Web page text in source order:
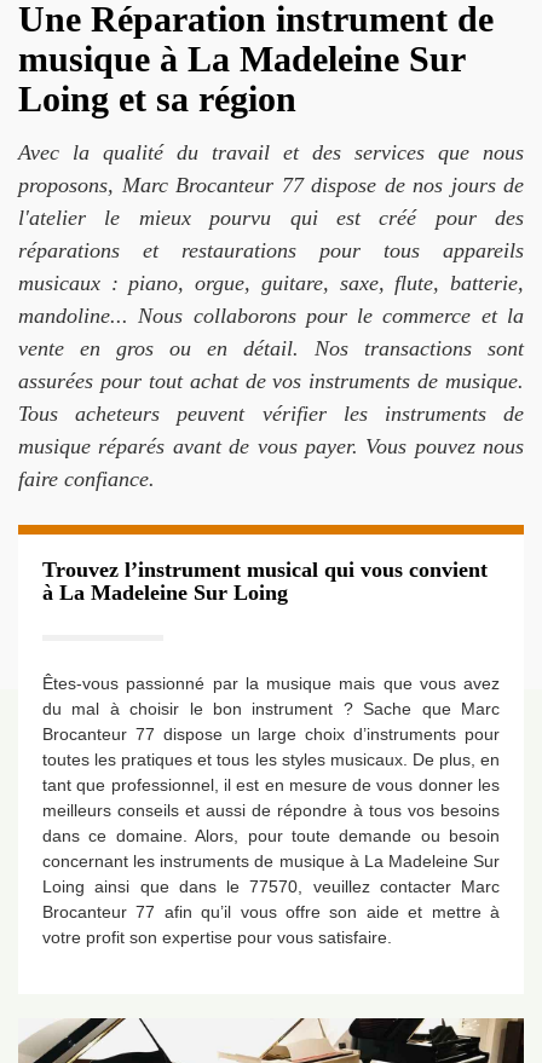
Une Réparation instrument de
musique à La Madeleine Sur
Loing et sa région
Avec la qualité du travail et des services que nous
proposons, Marc Brocanteur 77 dispose de nos jours de
l'atelier le mieux pourvu qui est créé pour des
réparations et restaurations pour tous appareils
musicaux : piano, orgue, guitare, saxe, flute, batterie,
mandoline... Nous collaborons pour le commerce et la
vente en gros ou en détail. Nos transactions sont
assurées pour tout achat de vos instruments de musique.
Tous acheteurs peuvent vérifier les instruments de
musique réparés avant de vous payer. Vous pouvez nous
faire confiance.
Trouvez l’instrument musical qui vous convient
à La Madeleine Sur Loing
Êtes-vous passionné par la musique mais que vous avez
du mal à choisir le bon instrument ? Sache que Marc
Brocanteur 77 dispose un large choix d’instruments pour
toutes les pratiques et tous les styles musicaux. De plus, en
tant que professionnel, il est en mesure de vous donner les
meilleurs conseils et aussi de répondre à tous vos besoins
dans ce domaine. Alors, pour toute demande ou besoin
concernant les instruments de musique à La Madeleine Sur
Loing ainsi que dans le 77570, veuillez contacter Marc
Brocanteur 77 afin qu’il vous offre son aide et mettre à
votre profit son expertise pour vous satisfaire.